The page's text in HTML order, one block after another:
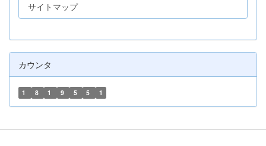
サイトマップ
カウンタ
1 8 1 9 5 5 1